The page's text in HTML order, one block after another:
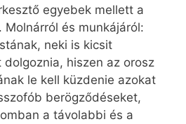
egyebek mellett a
Molnárról és munkájáról:
neki is kicsit
hiszen az orosz
le kell küzdenie azokat
berögződéseket,
a távolabbi és a